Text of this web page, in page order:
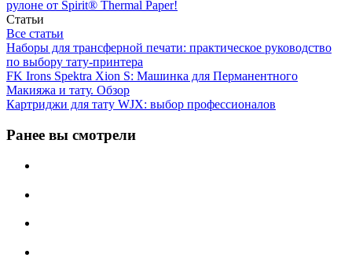
рулоне от Spirit® Thermal Paper!
Статьи
Все статьи
Наборы для трансферной печати: практическое руководство
по выбору тату‑принтера
FK Irons Spektra Xion S: Машинка для Перманентного
Макияжа и тату. Обзор
Картриджи для тату WJX: выбор профессионалов
Ранее вы смотрели